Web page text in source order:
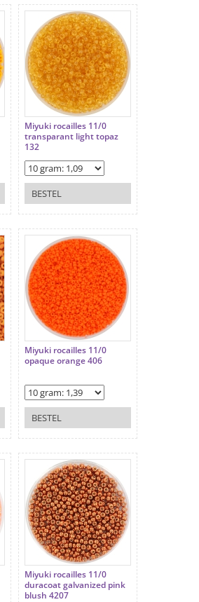
Miyuki rocailles 11/0
transparant light topaz
132
BESTEL
Miyuki rocailles 11/0
opaque orange 406
BESTEL
Miyuki rocailles 11/0
duracoat galvanized pink
blush 4207